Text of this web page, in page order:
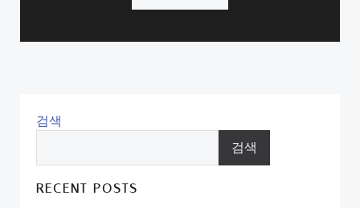
검색
검색
RECENT POSTS